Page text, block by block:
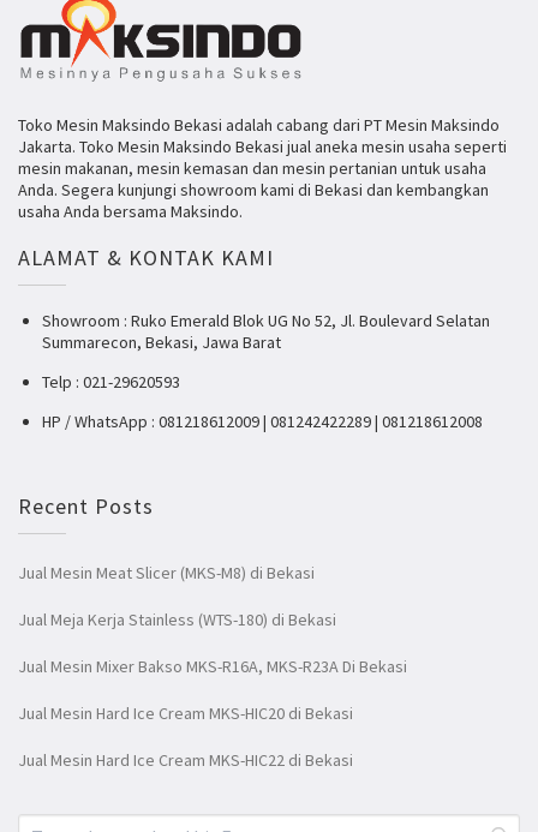
Toko Mesin Maksindo Bekasi adalah cabang dari PT Mesin Maksindo
Jakarta. Toko Mesin Maksindo Bekasi jual aneka mesin usaha seperti
mesin makanan, mesin kemasan dan mesin pertanian untuk usaha
Anda. Segera kunjungi showroom kami di Bekasi dan kembangkan
usaha Anda bersama Maksindo.
ALAMAT & KONTAK KAMI
Showroom : Ruko Emerald Blok UG No 52, Jl. Boulevard Selatan
Summarecon, Bekasi, Jawa Barat
Telp : 021-29620593
HP / WhatsApp : 081218612009 | 081242422289 | 081218612008
Recent Posts
Jual Mesin Meat Slicer (MKS-M8) di Bekasi
Jual Meja Kerja Stainless (WTS-180) di Bekasi
Jual Mesin Mixer Bakso MKS-R16A, MKS-R23A Di Bekasi
Jual Mesin Hard Ice Cream MKS-HIC20 di Bekasi
Jual Mesin Hard Ice Cream MKS-HIC22 di Bekasi